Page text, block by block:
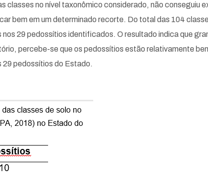
no nível taxonômico considerado, não conseguiu
bem em um determinado recorte. Do total das 104
29 pedossítios identificados. O resultado indica que
percebe-se que os pedossítios estão relativamente
29 pedossítios do Estado.